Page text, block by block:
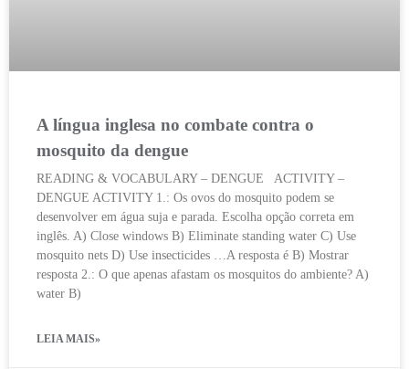
A língua inglesa no combate contra o
mosquito da dengue
READING & VOCABULARY – DENGUE ACTIVITY –
DENGUE ACTIVITY 1.: Os ovos do mosquito podem se
desenvolver em água suja e parada. Escolha opção correta em
inglês. A) Close windows B) Eliminate standing water C) Use
mosquito nets D) Use insecticides …A resposta é B) Mostrar
resposta 2.: O que apenas afastam os mosquitos do ambiente? A)
water B)
LEIA MAIS»